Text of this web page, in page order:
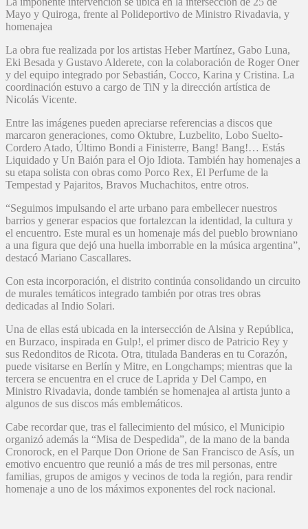
Mayo y Quiroga, frente al Polideportivo de Ministro Rivadavia, y
homenajea
La obra fue realizada por los artistas Heber Martínez, Gabo Luna,
Eki Besada y Gustavo Alderete, con la colaboración de Roger Oner
y del equipo integrado por Sebastián, Cocco, Karina y Cristina. La
coordinación estuvo a cargo de TiN y la dirección artística de
Nicolás Vicente.
Entre las imágenes pueden apreciarse referencias a discos que
marcaron generaciones, como Oktubre, Luzbelito, Lobo Suelto-
Cordero Atado, Último Bondi a Finisterre, Bang! Bang!… Estás
Liquidado y Un Baión para el Ojo Idiota. También hay homenajes a
su etapa solista con obras como Porco Rex, El Perfume de la
Tempestad y Pajaritos, Bravos Muchachitos, entre otros.
“Seguimos impulsando el arte urbano para embellecer nuestros
barrios y generar espacios que fortalezcan la identidad, la cultura y
el encuentro. Este mural es un homenaje más del pueblo browniano
a una figura que dejó una huella imborrable en la música argentina”,
destacó Mariano Cascallares.
Con esta incorporación, el distrito continúa consolidando un circuito
de murales temáticos integrado también por otras tres obras
dedicadas al Indio Solari.
Una de ellas está ubicada en la intersección de Alsina y República,
en Burzaco, inspirada en Gulp!, el primer disco de Patricio Rey y
sus Redonditos de Ricota. Otra, titulada Banderas en tu Corazón,
puede visitarse en Berlín y Mitre, en Longchamps; mientras que la
tercera se encuentra en el cruce de Laprida y Del Campo, en
Ministro Rivadavia, donde también se homenajea al artista junto a
algunos de sus discos más emblemáticos.
Cabe recordar que, tras el fallecimiento del músico, el Municipio
organizó además la “Misa de Despedida”, de la mano de la banda
Cronorock, en el Parque Don Orione de San Francisco de Asís, un
emotivo encuentro que reunió a más de tres mil personas, entre
familias, grupos de amigos y vecinos de toda la región, para rendir
homenaje a uno de los máximos exponentes del rock nacional.